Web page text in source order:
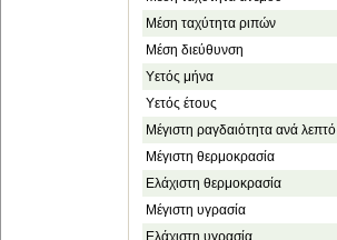
Μέση ταχύτητα ριπών
Μέση διεύθυνση
Υετός μήνα
Υετός έτους
Μέγιστη ραγδαιότητα ανά λεπτό
Μέγιστη θερμοκρασία
Ελάχιστη θερμοκρασία
Μέγιστη υγρασία
Ελάχιστη υγρασία